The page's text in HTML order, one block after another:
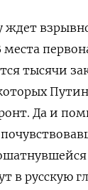
ждет
тысячи
Да и
в русскую